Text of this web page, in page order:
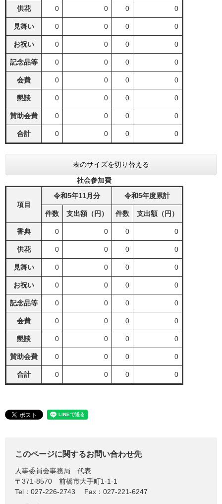
供花 0 0 0 0
見舞い 0 0 0 0
お祝い 0 0 0 0
記念品等 0 0 0 0
会費 0 0 0 0
懇談 0 0 0 0
賛助会費 0 0 0 0
合計 0 0 0 0
表のサイズを切り替える
社会参加費
項目
令和5年11月分 令和5年度累計
件数 支出額（円） 件数 支出額（円）
香典 0 0 0 0
供花 0 0 0 0
見舞い 0 0 0 0
お祝い 0 0 0 0
記念品等 0 0 0 0
会費 0 0 0 0
懇談 0 0 0 0
賛助会費 0 0 0 0
合計 0 0 0 0
このページに関するお問い合わせ先
人事委員会事務局
代表
〒371-8570
前橋市大手町1-1-1
Tel：027-226-2743
Fax：027-221-6247